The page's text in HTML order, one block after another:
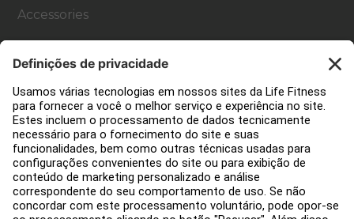
Accessories
Decoração de ginásios
Hub de Serviços
Centro de Educação
Sobre nós
Encontre um distribuidor
Encontre uma loja